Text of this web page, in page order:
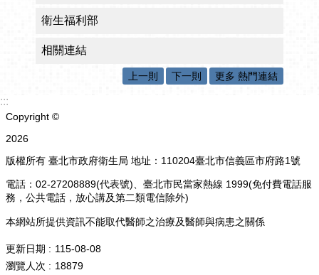
衛生福利部
相關連結
上一則 下一則 更多 熱門連結
:::
Copyright ©
2026
版權所有 臺北市政府衛生局 地址：110204臺北市信義區市府路1號
電話：02-27208889(代表號)、臺北市民當家熱線 1999(免付費電話服
務，公共電話，放心講及第二類電信除外)
本網站所提供資訊不能取代醫師之治療及醫師與病患之關係
更新日期
115-08-08
瀏覽人次
18879